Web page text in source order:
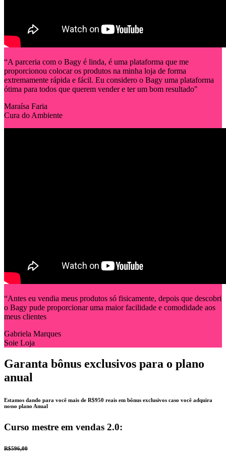
“A parceria com o Bagy é linda, é uma plataforma que me
proporcionou colocar os produtos na minha loja de forma
extremamente rápida e fácil. Eu considero o Bagy uma plataforma
ótima para todos que querem vender e ter um bom resultado"
Maraísa Faria
Cura do Ambiente
“Antes eu vendia meus produtos só fisicamente, depois que descobri
o Bagy pude proporcionar uma maior facilidade e comodidade aos
meus clientes
Gabriela Marques
Soie Loja
Garanta bônus exclusivos para o plano
anual
Estamos dando para você mais de R$950 reais em bônus exclusivos caso você adquira
nosso plano Anual
Curso mestre em vendas 2.0:
R$596,00